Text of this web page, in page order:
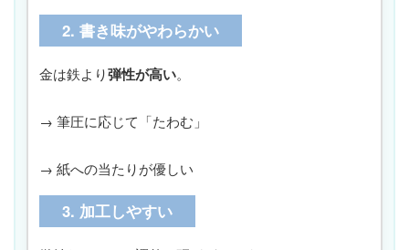
2. 書き味がやわらかい
金は鉄より弾性が高い。
→ 筆圧に応じて「たわむ」
→ 紙への当たりが優しい
3. 加工しやすい